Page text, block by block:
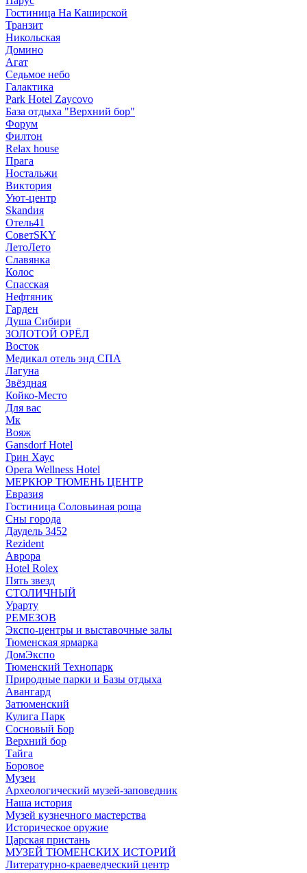
Гостиница На Каширской
Транзит
Никольская
Домино
Агат
Седьмое небо
Галактика
Park Hotel Zaycovo
База отдыха "Верхний бор"
Форум
Филтон
Relax house
Прага
Ностальжи
Виктория
Уют-центр
Skandия
Отель41
СоветSKY
ЛетоЛето
Славянка
Колос
Спасская
Нефтяник
Гарден
Душа Сибири
ЗОЛОТОЙ ОРЁЛ
Восток
Медикал отель энд СПА
Лагуна
Звёздная
Койко-Место
Для вас
Мк
Вояж
Gansdorf Hotel
Грин Хаус
Opera Wellness Hotel
МЕРКЮР ТЮМЕНЬ ЦЕНТР
Евразия
Гостиница Соловьиная роща
Сны города
Даудель 3452
Rezident
Аврора
Hotel Rolex
Пять звезд
СТОЛИЧНЫЙ
Урарту
РЕМЕЗОВ
Экспо-центры и выставочные залы
Тюменская ярмарка
ДомЭкспо
Тюменский Технопарк
Природные парки и Базы отдыха
Авангард
Затюменский
Кулига Парк
Сосновый Бор
Верхний бор
Тайга
Боровое
Музеи
Археологический музей-заповедник
Наша история
Музей кузнечного мастерства
Историческое оружие
Царская пристань
МУЗЕЙ ТЮМЕНСКИХ ИСТОРИЙ
Литературно-краеведческий центр